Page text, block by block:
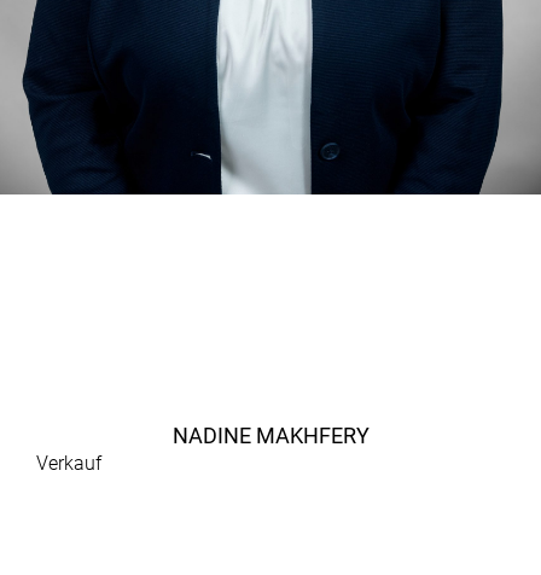
NADINE MAKHFERY
Verkauf